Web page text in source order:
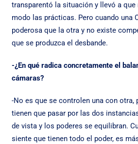
transparentó la situación y llevó a
modo las prácticas. Pero cuando una
poderosa que la otra y no existe
que se produzca el desbande.
-¿En qué radica concretamente el
cámaras?
-No es que se controlen una con otra,
tienen que pasar por las dos
de vista y los poderes se equilibran.
siente que tienen todo el poder, es